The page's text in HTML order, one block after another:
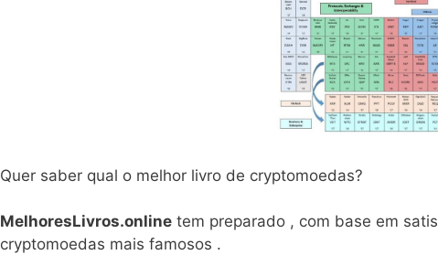
Quer saber qual o melhor livro de cryptomoedas?
MelhoresLivros.onlinetem preparado , com base em
cryptomoedas mais famosos .